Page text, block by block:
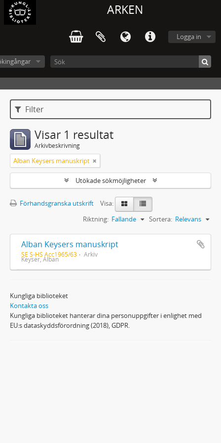
ARKEN
Logga in
Filter
Visar 1 resultat
Arkivbeskrivning
Alban Keysers manuskript
Utökade sökmöjligheter
Förhandsgranska utskrift
Visa:
Sortera: Relevans
Riktning: Fallande
Alban Keysers manuskript
SE S-HS Acc1965/63 Arkiv
Keyser, Alban
Kungliga biblioteket
Kontakta oss
Kungliga biblioteket hanterar dina personuppgifter i enlighet med
EU:s dataskyddsförordning (2018), GDPR.